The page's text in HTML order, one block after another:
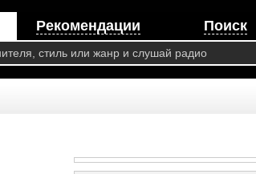
Рекомендации Поиск